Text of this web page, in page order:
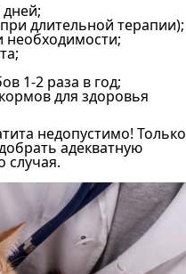
длительной терапии);
необходимости;
1-2 раза в год;
для здоровья
недопустимо! Только
адекватную
случая.